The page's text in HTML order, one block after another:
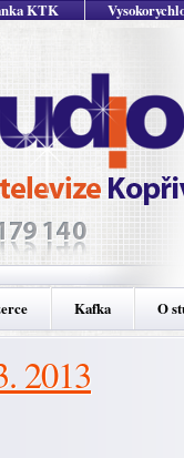
KTK
Kafka O
2013